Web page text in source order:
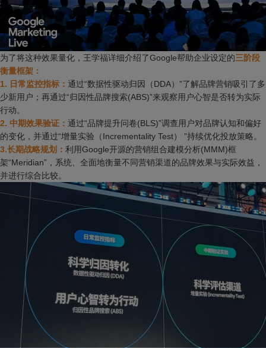
为了将这种效果量化，王学福详细介绍了Google帮助企业设定的三阶段
衡量框架：
1. 日常监控指标： 通过“数据性驱动归因（DDA）”了解品牌营销吸引了多
少新用户；再通过“归因性品牌搜索(ABS)”来观察用户心智是否转为实际
行动。
2. 中期效果验证： 通过“品牌提升问卷(BLS)”调查用户对品牌认知和偏好
的变化，并通过“增量实验（Incrementality Test） ”持续优化投放策略。
3.长期战略规划： 利用Google开源的营销组合建模分析(MMM)框
架“Meridian”，系统、全面地衡量不同营销渠道的品牌效果与实际效益，
并进行综合比较。